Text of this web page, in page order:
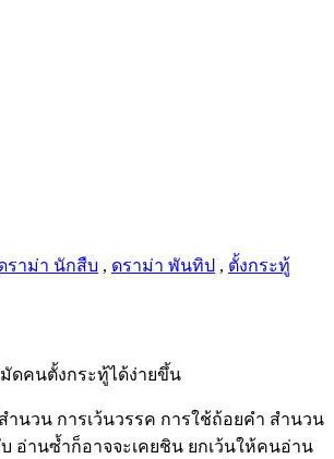
ราม่า นักสืบ , ดราม่า พันทิป , ตั้งกระทู้
มัดคนตั้งกระทู้ได้ง่ายขึ้น
นวน การเว้นวรรค การใช้ถ้อยคำ สำนวน
อ่านซ้ำก็อาจจะเคยชิน ยกเว้นให้คนอ่าน